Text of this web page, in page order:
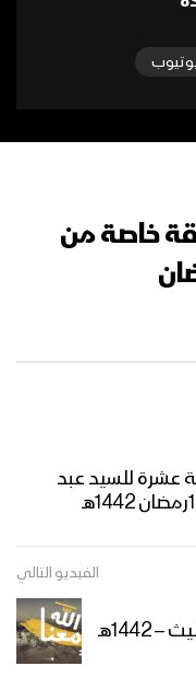
خاصة من
عشرة للسيد عبد
الفيديو التالي